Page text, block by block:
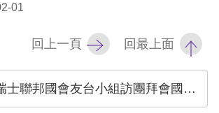
01
回上一頁 回最上面
聯邦國會友台小組訪團拜會國家人權委員會交流民主及人權推動經驗